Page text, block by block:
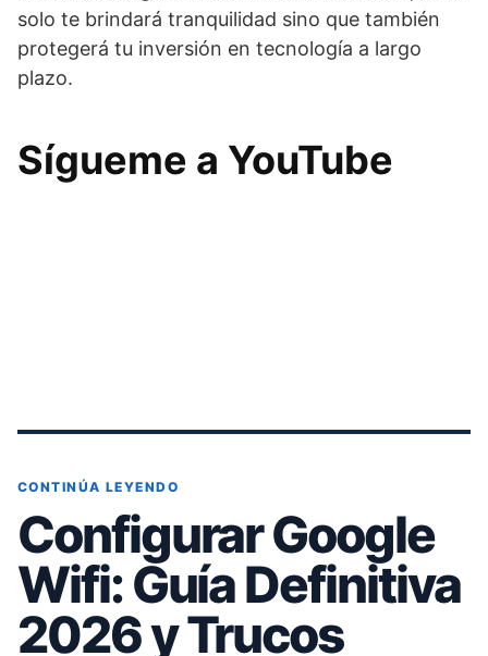
solo te brindará tranquilidad sino que también
protegerá tu inversión en tecnología a largo
plazo.
Sígueme a YouTube
CONTINÚA LEYENDO
Configurar Google
Wifi: Guía Definitiva
2026 y Trucos